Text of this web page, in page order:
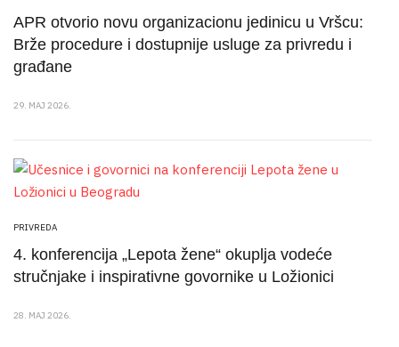
APR otvorio novu organizacionu jedinicu u Vršcu:
Brže procedure i dostupnije usluge za privredu i
građane
29. MAJ 2026.
PRIVREDA
4. konferencija „Lepota žene“ okuplja vodeće
stručnjake i inspirativne govornike u Ložionici
28. MAJ 2026.